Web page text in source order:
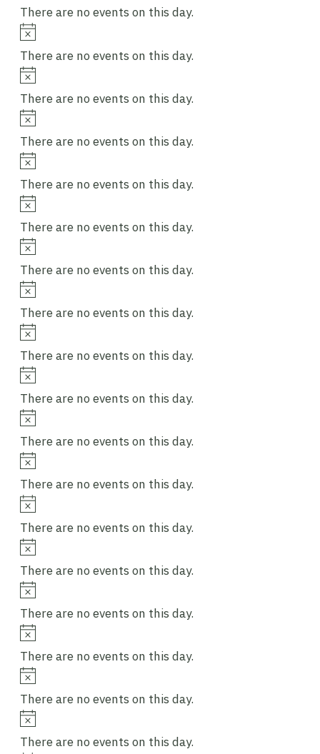
There are no events on this day.
Notice
There are no events on this day.
Notice
There are no events on this day.
Notice
There are no events on this day.
Notice
There are no events on this day.
Notice
There are no events on this day.
Notice
There are no events on this day.
Notice
There are no events on this day.
Notice
There are no events on this day.
Notice
There are no events on this day.
Notice
There are no events on this day.
Notice
There are no events on this day.
Notice
There are no events on this day.
Notice
There are no events on this day.
Notice
There are no events on this day.
Notice
There are no events on this day.
Notice
There are no events on this day.
Notice
There are no events on this day.